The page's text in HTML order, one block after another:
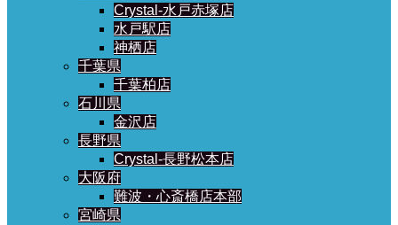
Crystal-水戸赤塚店
水戸駅店
神栖店
千葉県
千葉柏店
石川県
金沢店
長野県
Crystal-長野松本店
大阪府
難波・心斎橋店本部
宮崎県